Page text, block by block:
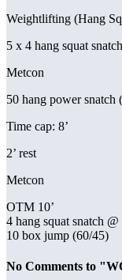
Weightlifting (Hang
5 x 4 hang squat snatch
Metcon
50 hang power snatch
Time cap: 8’
2’ rest
Metcon
OTM 10’
4 hang squat snatch
10 box jump (60/45)
No Comments to